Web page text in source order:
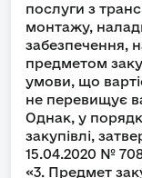
послуги з
монтажу,
забезпечення,
предметом
умови, що
не перевищує
Однак, у
закупівлі,
15.04.2020 №
«3. Предмет